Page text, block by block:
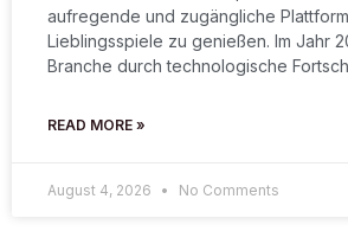
aufregende und zugängliche
Lieblingsspiele zu genießen. Im Jahr
Branche durch technologische
READ MORE »
August 4, 2026 No Comments